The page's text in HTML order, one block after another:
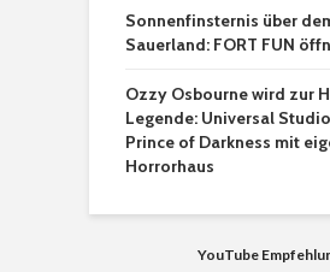
Sonnenfinsternis über
Sauerland: FORT FUN
Ozzy Osbourne wird zur
Legende: Universal
Prince of Darkness mit
Horrorhaus
YouTube